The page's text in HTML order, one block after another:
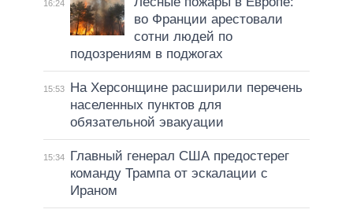
16:24
во Франции арестовали
сотни людей по
подозрениям в поджогах
15:53
На Херсонщине расширили перечень
населенных пунктов для
обязательной эвакуации
15:34
Главный генерал США предостерег
команду Трампа от эскалации с
Ираном